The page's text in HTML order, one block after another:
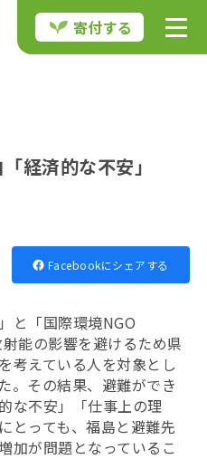
寄付する
経済的な不安」
Facebookにシェアする
と「国際環境NGO
能の影響を避けるため県
考えている人を対象とし
。その結果、避難ができ
な不安」「仕事上の理
とっても、福島と避難先
加が問題となっているこ